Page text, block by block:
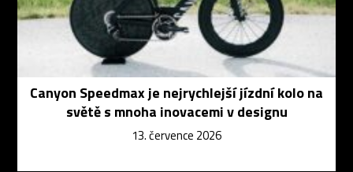
Canyon Speedmax je nejrychlejší jízdní kolo na
světě s mnoha inovacemi v designu
13. července 2026